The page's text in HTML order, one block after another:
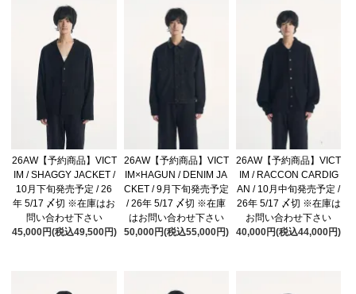
26AW【予約商品】VICT
IM / SHAGGY JACKET /
10月下旬発売予定 / 26
年 5/17 〆切 ※在庫はお
問い合わせ下さい
45,000円(税込49,500円)
26AW【予約商品】VICT
IM×HAGUN / DENIM JA
CKET / 9月下旬発売予定
/ 26年 5/17 〆切 ※在庫
はお問い合わせ下さい
50,000円(税込55,000円)
26AW【予約商品】VICT
IM / RACCON CARDIG
AN / 10月中旬発売予定 /
26年 5/17 〆切 ※在庫は
お問い合わせ下さい
40,000円(税込44,000円)